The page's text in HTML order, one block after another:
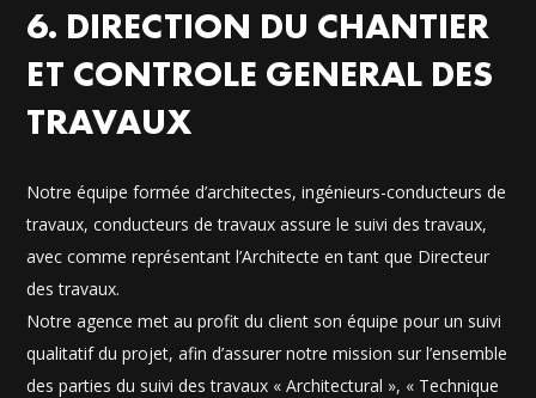
6. DIRECTION DU CHANTIER
ET CONTROLE GENERAL DES
TRAVAUX
Notre équipe formée d’architectes, ingénieurs-conducteurs de
travaux, conducteurs de travaux assure le suivi des travaux,
avec comme représentant l’Architecte en tant que Directeur
des travaux.
Notre agence met au profit du client son équipe pour un suivi
qualitatif du projet, afin d’assurer notre mission sur l’ensemble
des parties du suivi des travaux « Architectural », « Technique